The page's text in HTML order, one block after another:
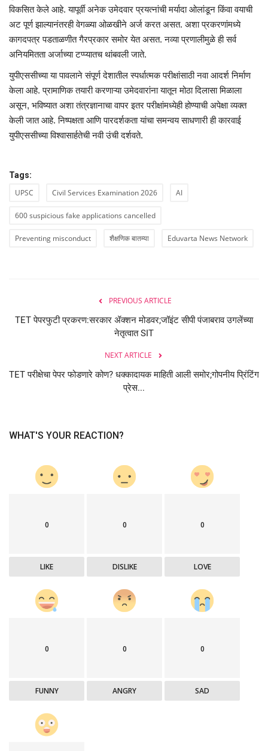
विकसित केले आहे. यापूर्वी अनेक उमेदवार प्रयत्नांची मर्यादा ओलांडून किंवा वयाची
अट पूर्ण झाल्यानंतरही वेगळ्या ओळखीने अर्ज करत असत. अशा प्रकरणांमध्ये
कागदपत्र पडताळणीत गैरप्रकार समोर येत असत. नव्या प्रणालीमुळे ही सर्व
अनियमितता अर्जाच्या टप्प्यातच थांबवली जाते.
युपीएससीच्या या पावलाने संपूर्ण देशातील स्पर्धात्मक परीक्षांसाठी नवा आदर्श निर्माण
केला आहे. प्रामाणिक तयारी करणाऱ्या उमेदवारांना यातून मोठा दिलासा मिळाला
असून, भविष्यात अशा तंत्रज्ञानाचा वापर इतर परीक्षांमध्येही होण्याची अपेक्षा व्यक्त
केली जात आहे. निष्पक्षता आणि पारदर्शकता यांचा समन्वय साधणारी ही कारवाई
युपीएससीच्या विश्वासार्हतेची नवी उंची दर्शवते.
Tags:
UPSC Civil Services Examination 2026 AI
600 suspicious fake applications cancelled
Preventing misconduct शैक्षणिक बातम्या Eduvarta News Network
PREVIOUS ARTICLE
TET पेपरफुटी प्रकरण:सरकार ॲक्शन मोडवर;जॉइंट सीपी पंजाबराव उगलेंच्या
नेतृत्वात SIT
NEXT ARTICLE
TET परीक्षेचा पेपर फोडणारे कोण? धक्कादायक माहिती आली समोर;गोपनीय प्रिंटिंग
प्रेस...
WHAT'S YOUR REACTION?
0
LIKE
0
DISLIKE
0
LOVE
0
FUNNY
0
ANGRY
0
SAD